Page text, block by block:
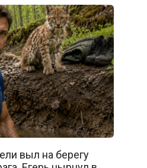
выл на берегу